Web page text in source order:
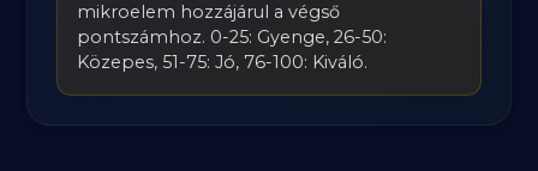
mikroelem hozzájárul a végső
pontszámhoz. 0-25: Gyenge, 26-50:
Közepes, 51-75: Jó, 76-100: Kiváló.